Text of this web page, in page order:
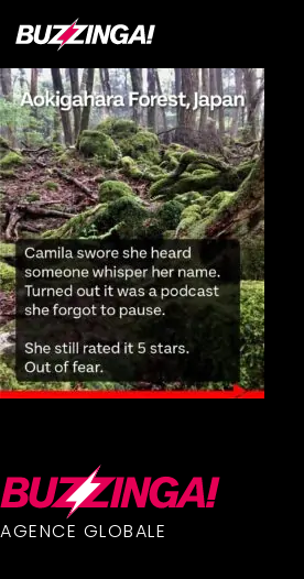
AGENCE GLOBALE